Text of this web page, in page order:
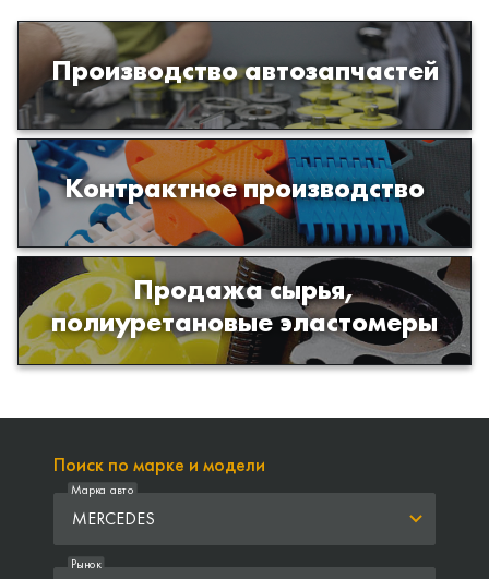
Производство автозапчастей
Разработка и производство деталей
из эластомеров для подвески
автомобиля
Контрактное производство
Производство изделий из пластиков
и полимеров по образцам либо
чертежам заказчика
Продажа сырья,
полиуретановые эластомеры
Продажа сырья для производства
изделий из полиуретана
Поиск по марке и модели
MERCEDES
Марка авто
Рынок